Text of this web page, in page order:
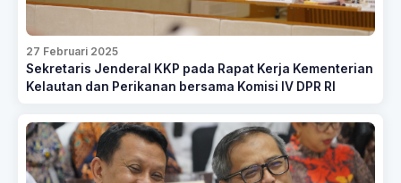
27 Februari 2025
Sekretaris Jenderal KKP pada Rapat Kerja Kementerian
Kelautan dan Perikanan bersama Komisi IV DPR RI